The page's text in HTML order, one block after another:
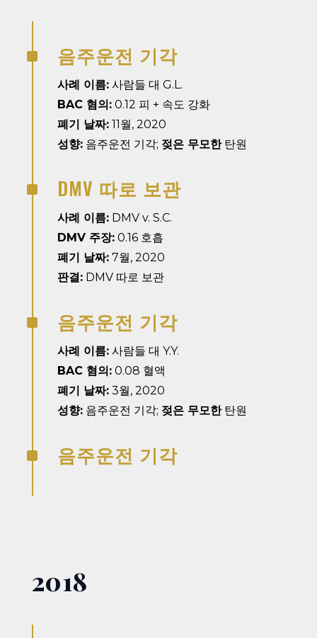
^ 음주운전 기각
사례 이름:사람들 대 G.L.
BAC 혐의:0.12 피 + 속도 강화
폐기 날짜:11월, 2020
성향:음주운전 기각; 젖은 무모한탄원
^ DMV 따로 보관
사례 이름:DMV v. S.C.
DMV 주장:0.16 호흡
폐기 날짜:7월, 2020
판결:DMV 따로 보관
^ 음주운전 기각
사례 이름:사람들 대 Y.Y.
BAC 혐의:0.08 혈액
폐기 날짜:3월, 2020
성향:음주운전 기각; 젖은 무모한탄원
^ 음주운전 기각
2018